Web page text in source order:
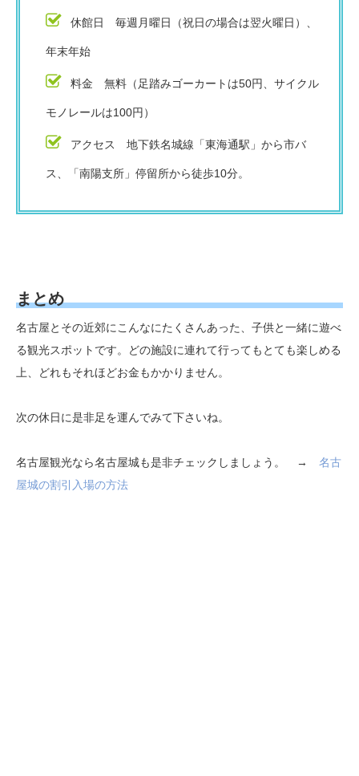
休館日 毎週月曜日（祝日の場合は翌火曜日）、
年末年始
料金 無料（足踏みゴーカートは50円、サイクル
モノレールは100円）
アクセス 地下鉄名城線「東海通駅」から市バ
ス、「南陽支所」停留所から徒歩10分。
まとめ
名古屋とその近郊にこんなにたくさんあった、子供と一緒に遊べ
る観光スポットです。どの施設に連れて行ってもとても楽しめる
上、どれもそれほどお金もかかりません。
次の休日に是非足を運んでみて下さいね。
名古屋観光なら名古屋城も是非チェックしましょう。 → 名古
屋城の割引入場の方法